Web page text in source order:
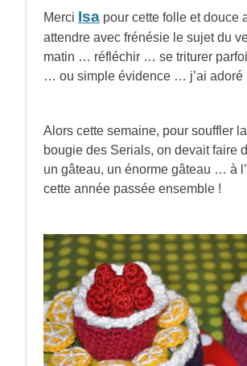
Merci Isa pour cette folle et douce
attendre avec frénésie le sujet du
matin … réfléchir … se triturer
… ou simple évidence … j’ai adoré
Alors cette semaine, pour souffler
bougie des Serials, on devait faire
un gâteau, un énorme gâteau … à
cette année passée ensemble !